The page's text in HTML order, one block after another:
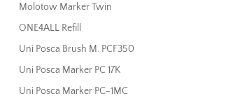
Molotow Marker Twin
ONE4ALL Refill
Uni Posca Brush M. PCF350
Uni Posca Marker PC 17K
Uni Posca Marker PC-1MC